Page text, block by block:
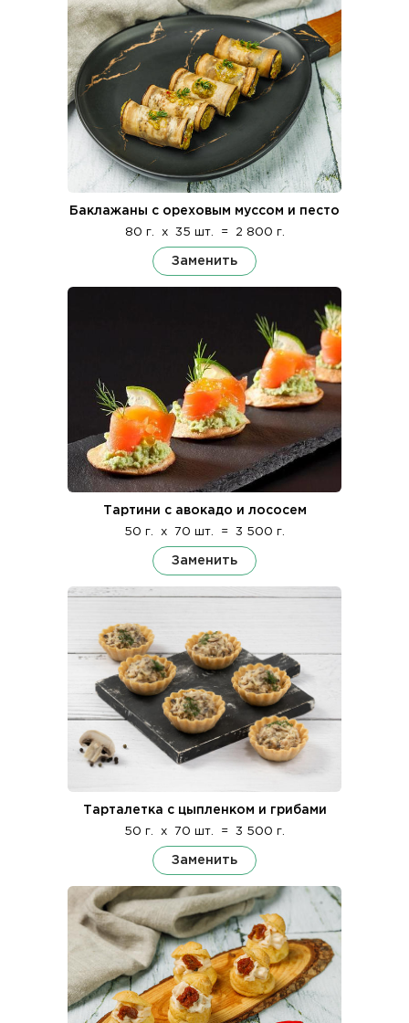
Баклажаны с ореховым муссом и песто
80 г. x 35 шт. = 2 800 г.
Заменить
Тартини с авокадо и лососем
50 г. x 70 шт. = 3 500 г.
Заменить
Тарталетка с цыпленком и грибами
50 г. x 70 шт. = 3 500 г.
Заменить